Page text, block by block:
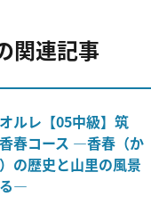
関連記事
ルレ【05中級】筑
春コース ―香春（か
の歴史と山里の風景
―